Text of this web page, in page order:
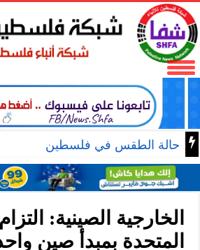
حالة الطقس في فلسطين
الخارجية الصينية:
المتحدة بمبدأ صين